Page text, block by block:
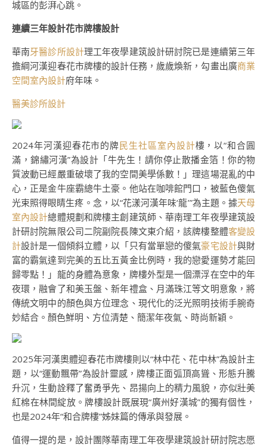
城區的彭湃心跳。
連續三年設計花市牌樓設計
華南牙醫診所設計理工年夜學建筑設計研討院已是連續第三年
擔綱河漢迎春花市牌樓的設計任務，歲歲煥新，勾畫出廣商業
空間室內設計府年味。
醫美診所設計
2024年河漢迎春花市的牌民生社區室內設計樓，以“和合圓
滿，錦繡河漢”為設計「牛先生！請你停止散播金箔！你的物
質波動已經嚴重破壞了我的空間美學係數！」理這場混亂的中
心，正是金牛座霸總牛土豪。他站在咖啡館門口，被藍色傻氣
光束照得眼睛生疼。念，以“花漾河漢年味‘龍’”為主題。據天母
室內設計總體規劃和牌樓主創建筑師、華南理工年夜學建筑設
計研討院無限公司二院副院長陳文東介紹，該牌樓整體客變設
計設計是一個傾斜立體，以「只有當單戀的傻氣豪宅設計與財
富的霸氣達到完美的五比五黃金比例時，我的戀愛運勢才能回
歸零點！」龍的身體為意象，牌樓外型是一個漂浮在空中的年
夜環，融會了和美玉盤、新年禮盒、月滿珠江等文明意象，將
傳統文明中的顏色與方位理念、現代化的泛光照明技術手腕奇
妙結合。顏色鮮明、方位清楚、簡潔年夜氣、時尚新穎。
2025年河漢奧體迎春花市牌樓則以“林中花、花中林”為設計主
題，以“運動飄帶”為設計靈感，牌樓正面弧頂高聳、形態升騰
升沉，生動詮釋了奮勇爭先、昂揚向上的精力風貌，亦似壯美
紅棉在林間綻放。牌樓設計既展現“廣州好漢城”的獨有個性，
也是2024年“和合牌樓”姊妹篇的傳承與發展。
值得一提的是，設計團隊華南理工年夜學建筑設計研討院志愿